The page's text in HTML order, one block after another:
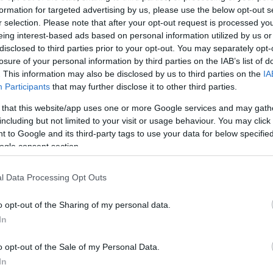
for targeted advertising by us, please use the below opt-out
selection. Please note that after your opt-out request is processed
interest-based ads based on personal information utilized by us
to third parties prior to your opt-out. You may separately
of your personal information by third parties on the IAB’s list of
This information may also be disclosed by us to third parties on the
Participants that may further disclose it to other third parties.
that this website/app uses one or more Google services and may
but not limited to your visit or usage behaviour. You may
to Google and its third-party tags to use your data for below
consent section.
Data Processing Opt Outs
opt-out of the Sharing of my personal data.
opt-out of the Sale of my Personal Data.
Αν υπάρχει ένα
από κάθε άλλο αυτή τη νέα
η laceslip skirt, η μεταξένια,
λεπτομέρεια στο
το παγκόσμιο street style
Είναι το κομμάτι που πρέπει
αν θέλεις αυτή να είναι